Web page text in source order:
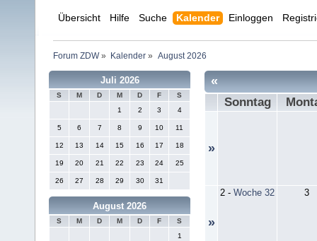
Übersicht Hilfe Suche Kalender Einloggen
Forum ZDW» Kalender » August 2026
Juli 2026
S M D M D F
S
1
2 3 4
5 6 7 8 9 10 11
12 13 14 15 16 17 18
19 20 21 22 23 24 25
26 27 28 29 30 31
August 2026
S M D M D F
S
1
«
Sonntag
»
»
2 - Woche 32 3